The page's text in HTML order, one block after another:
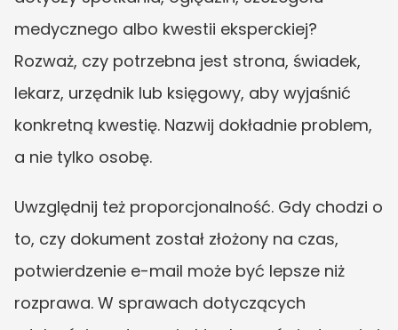
medycznego albo kwestii eksperckiej?
Rozważ, czy potrzebna jest strona, świadek,
lekarz, urzędnik lub księgowy, aby wyjaśnić
konkretną kwestię. Nazwij dokładnie problem,
a nie tylko osobę.
Uwzględnij też proporcjonalność. Gdy chodzi o
to, czy dokument został złożony na czas,
potwierdzenie e-mail może być lepsze niż
rozprawa. W sprawach dotyczących